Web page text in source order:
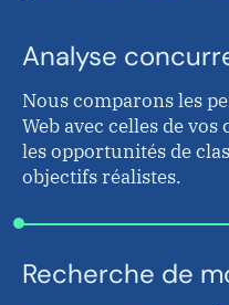
Analyse
Nous comparons les
Web avec celles de
les opportunités de
objectifs réalistes.
Recherche de